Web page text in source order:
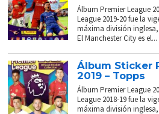
Álbum Premier League
League 2019-20 fue la
máxima división inglesa,
El Manchester City es el...
Álbum Sticker
2019 – Topps
Álbum Premier League
League 2018-19 fue la
máxima división